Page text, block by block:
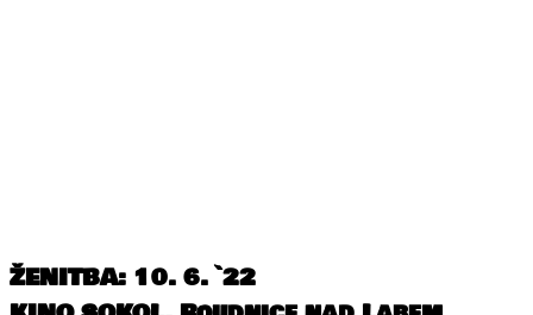
ŽENITBA: 10. 6. `22